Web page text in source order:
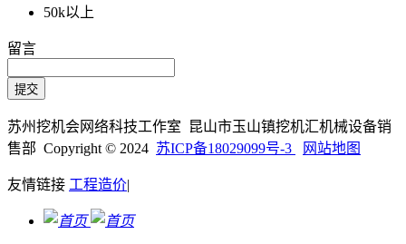
50k以上
留言
苏州挖机会网络科技工作室 昆山市玉山镇挖机汇机械设备销
售部 Copyright © 2024 苏ICP备18029099号-3 网站地图
友情链接 工程造价|